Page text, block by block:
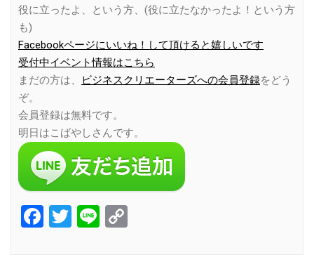
役に立ったよ、という方、(役に立たなかったよ！という方
も)
Facebookページにいいね！して頂けると嬉しいです
受付中イベント情報はこちら
まだの方は、
ビジネスクリエーターズへの会員登録をどう
ぞ。
会員登録は無料です。
明日はこばやしさんです。
Facebook
Twitter
Line